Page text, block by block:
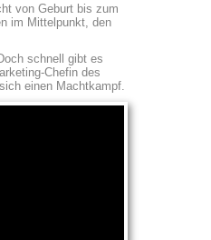
von Geburt bis zum
im Mittelpunkt, den
schnell gibt es
Chefin des
einen Machtkampf.